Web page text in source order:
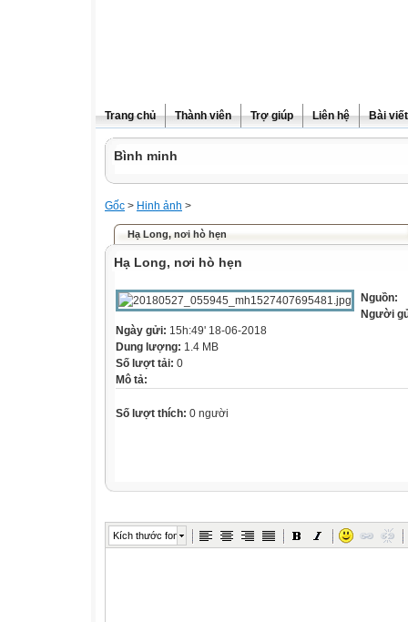
Trang chủ Thành viên Trợ giúp Liên hệ Bài viết
Bình minh
Gốc > Hinh ảnh >
Hạ Long, nơi hò hẹn
Hạ Long, nơi hò hẹn
Nguồn:
Người
Ngày gửi: 15h:49' 18-06-2018
Dung lượng: 1.4 MB
Số lượt tải: 0
Mô tả:
Số lượt thích: 0 người
Kích thước font